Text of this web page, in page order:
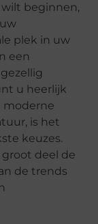
beginnen,
plek in uw
een
u heerlijk
moderne
is het
keuzes.
deel de
de trends